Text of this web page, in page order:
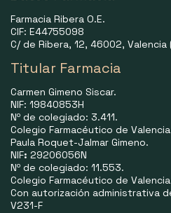
Farmacia Ribera O.E.
CIF: E44755098
C/ de Ribera, 12, 46002, Valencia
Titular Farmacia
Carmen Gimeno Siscar.
NIF: 19840853H
Nº de colegiado: 3.411.
Colegio Farmacéutico de
Paula Roquet-Jalmar Gimeno.
NIF: 29206056N
Nº de colegiado: 11.553.
Colegio Farmacéutico de
Con autorización administrativa
V231-F